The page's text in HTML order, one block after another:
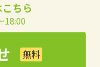
ちら
18:00